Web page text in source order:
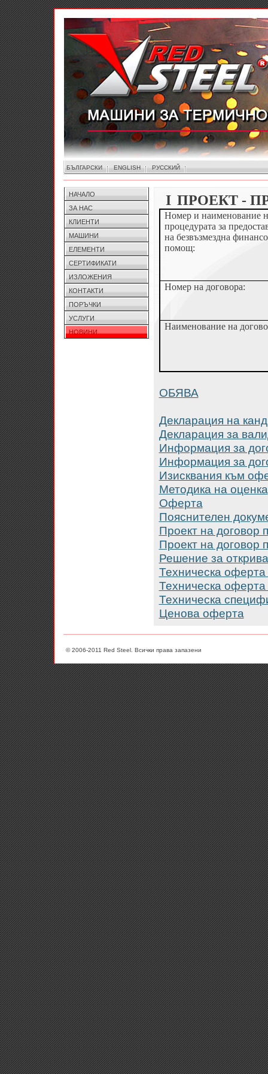
БЪЛГАРСКИ ENGLISH РУССКИЙ
НАЧАЛО
ЗА НАС
КЛИЕНТИ
МАШИНИ
ЕЛЕМЕНТИ
СЕРТИФИКАТИ
ИЗЛОЖЕНИЯ
КОНТАКТИ
ПОРЪЧКИ
УСЛУГИ
НОВИНИ
I ПРОЕКТ -
Номер и наименование
процедурата за
на безвъзмездна
помощ:
Номер на договора:
Наименование на
ОБЯВА
Декларация на
Декларация за
Информация за
Информация за
Изисквания към
Методика на оценка
Оферта
Пояснителен
Проект на договор
Проект на договор
Решение за
Техническа оферта
Техническа оферта
Техническа
Ценова оферта
© 2006-2011 Red Steel. Всички права запазени